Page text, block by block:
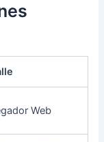
Web